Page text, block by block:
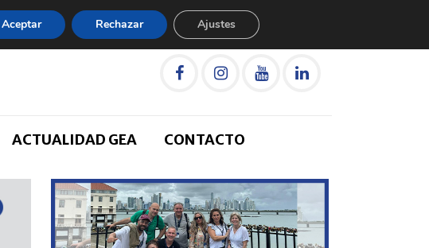
ACTUALIDAD GEA CONTACTO
Aceptar Rechazar Ajustes